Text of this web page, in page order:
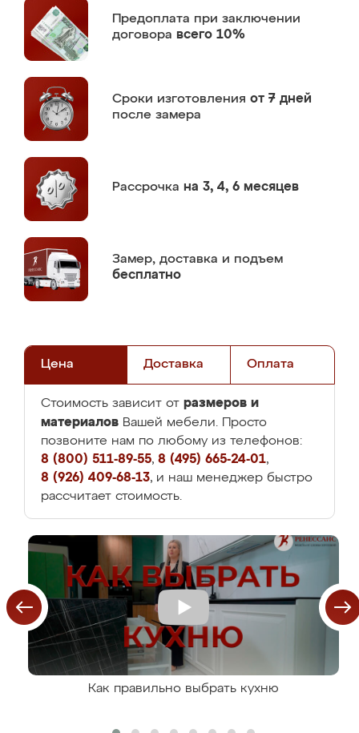
Предоплата при заключении
договора всего 10%
Сроки изготовления от 7 дней
после замера
Рассрочка на 3, 4, 6 месяцев
Замер, доставка и подъем
бесплатно
Цена Доставка Оплата
Стоимость зависит от размеров и
материалов Вашей мебели. Просто
позвоните нам по любому из телефонов:
8 (800) 511-89-55, 8 (495) 665-24-01,
8 (926) 409-68-13, и наш менеджер быстро
рассчитает стоимость.
Как правильно выбрать кухню